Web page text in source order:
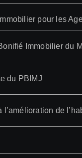
pour les
Immobilier du
du PBIMJ
l’amélioration de